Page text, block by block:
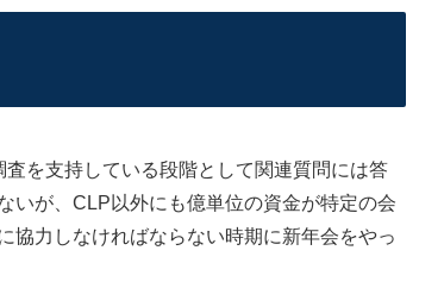
を支持している段階として関連質問には答
いが、CLP以外にも億単位の資金が特定の会
協力しなければならない時期に新年会をやっ